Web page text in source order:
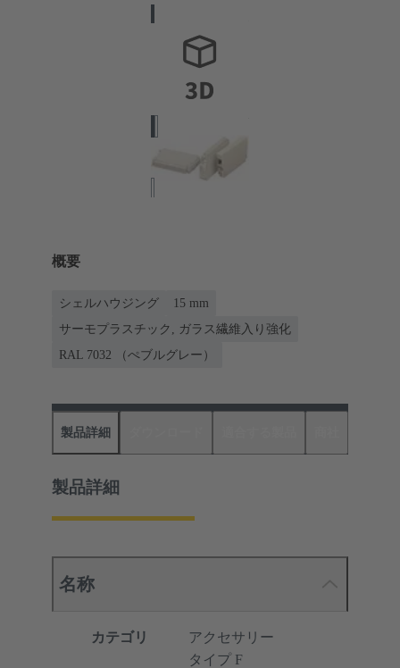
概要
シェルハウジング
15 mm
サーモプラスチック, ガラス繊維入り強化
RAL 7032 （ぺブルグレー）
製品詳細
製品詳細
名称
カテゴリ アクセサリー
タイプ F